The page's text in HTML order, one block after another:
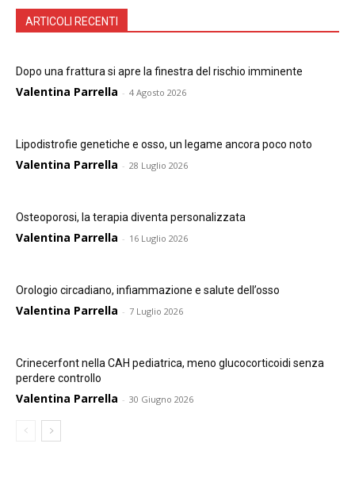
ARTICOLI RECENTI
Dopo una frattura si apre la finestra del rischio imminente
Valentina Parrella - 4 Agosto 2026
Lipodistrofie genetiche e osso, un legame ancora poco noto
Valentina Parrella - 28 Luglio 2026
Osteoporosi, la terapia diventa personalizzata
Valentina Parrella - 16 Luglio 2026
Orologio circadiano, infiammazione e salute dell’osso
Valentina Parrella - 7 Luglio 2026
Crinecerfont nella CAH pediatrica, meno glucocorticoidi senza
perdere controllo
Valentina Parrella - 30 Giugno 2026